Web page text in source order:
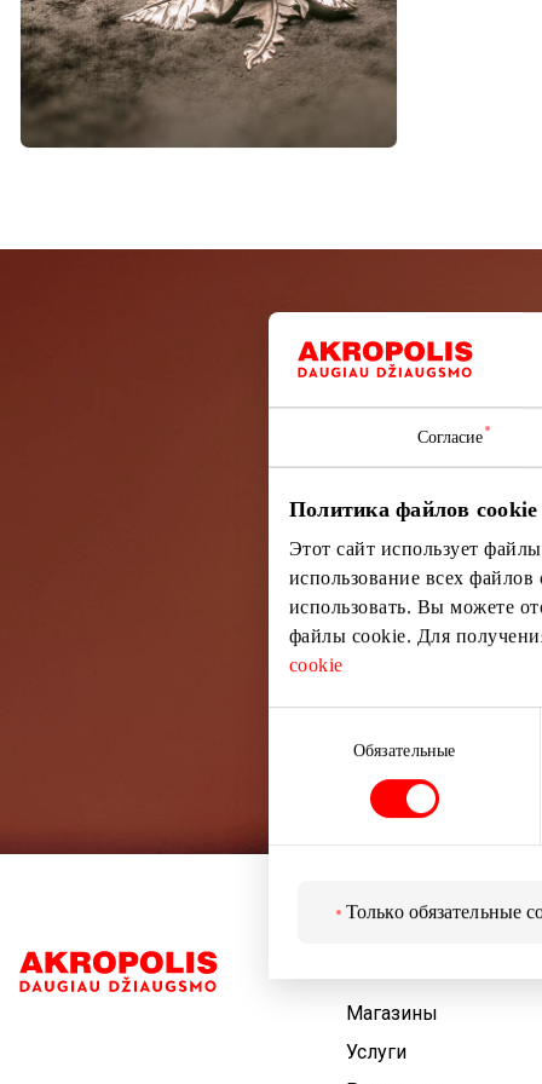
Согласие
Политика файлов cookie
Этот сайт использует
использование всех
использовать. Вы можете
файлы cookie. Для
cookie
Обязательные
Только обязательные
Узнайте
Магазины
Услуги